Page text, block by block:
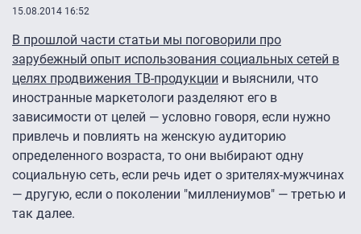
15.08.2014 16:52
В прошлой части статьи мы поговорили про
зарубежный опыт использования социальных сетей в
целях продвижения ТВ-продукции и выяснили, что
иностранные маркетологи разделяют его в
зависимости от целей — условно говоря, если нужно
привлечь и повлиять на женскую аудиторию
определенного возраста, то они выбирают одну
социальную сеть, если речь идет о зрителях-мужчинах
— другую, если о поколении "миллениумов" — третью и
так далее.